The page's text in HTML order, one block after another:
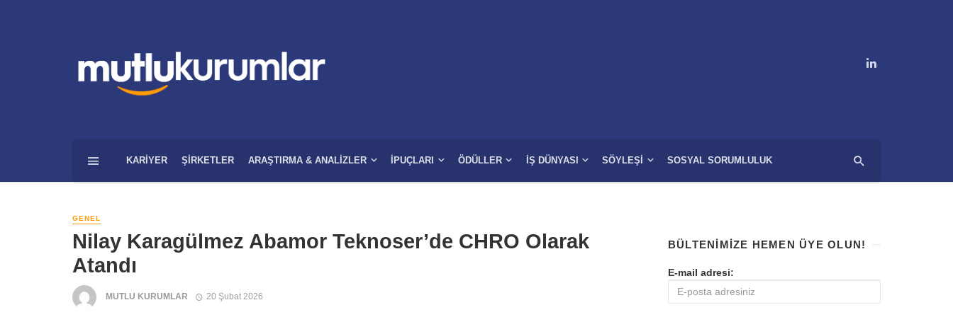
KARIYER ŞIRKETLER ARAŞTIRMA & ANALIZLER İPUÇLARI ÖDÜLLER İŞ DÜNYASI SÖYLEŞI SOSYAL SORUMLULUK
GENEL
Nilay Karagülmez Abamor Teknoser’de CHRO Olarak
Atandı
MUTLU KURUMLAR 20 Şubat 2026
BÜLTENIMIZE HEMEN ÜYE OLUN!
E-mail adresi: